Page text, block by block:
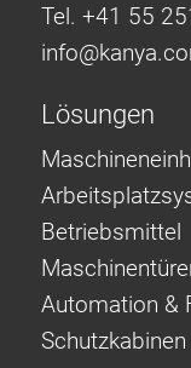
Tel. +41 55
info@
Lösungen
Betriebsmittel
Automation &